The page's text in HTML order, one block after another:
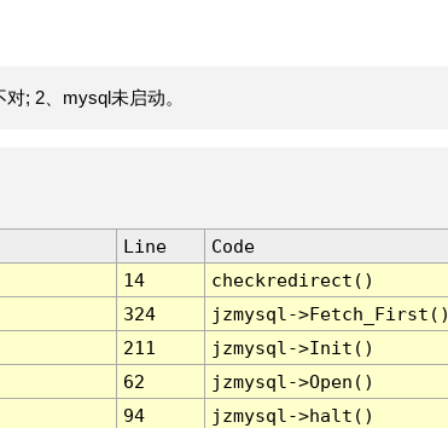
; 2、mysql未启动。
Line
Code
14
checkredirect()
324
jzmysql-
211
jzmysql->Init()
62
jzmysql->Open()
94
jzmysql->halt()